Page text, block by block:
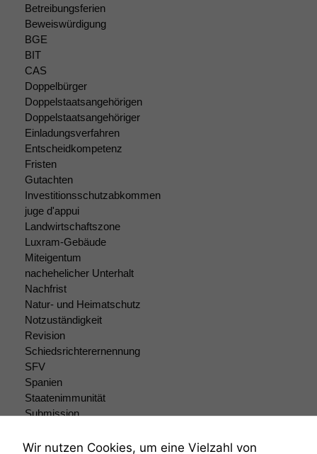
Betreibungsferien
Beweiswürdigung
BGE
BIT
CAS
Doppelbürger
Doppelstaatsangehörigen
Doppelstaatsangehöriger
Einladungsverfahren
Entscheidkompetenz
Fristen
Gutachten
Investitionsschutzabkommen
juge d'appui
Landwirtschaftszone
Luxram-Gebäude
Miteigentum
nachehelicher Unterhalt
Nachfrist
Natur- und Heimatschutz
Notzuständigkeit
Revision
Schiedsrichterernennung
SFV
Spanien
Staatenimmunität
Submission
Teilungsklage
Wir nutzen Cookies, um eine Vielzahl von